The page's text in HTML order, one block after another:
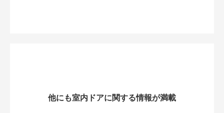
他にも室内ドアに関する情報が満載